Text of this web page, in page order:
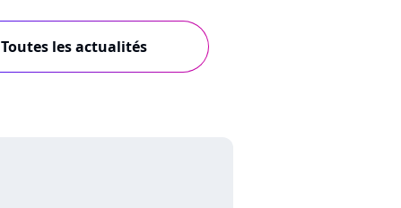
Toutes les actualités